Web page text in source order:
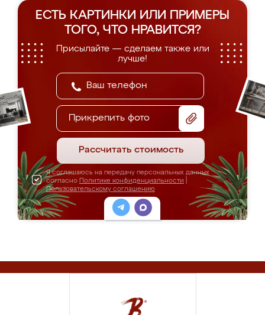
ЕСТЬ КАРТИНКИ ИЛИ ПРИМЕРЫ
ТОГО, ЧТО НРАВИТСЯ?
Присылайте — сделаем также или
лучше!
Прикрепить фото
Рассчитать стоимость
Я соглашаюсь на передачу персональных данных
согласно Политике конфиденциальности
Пользовательскому соглашению